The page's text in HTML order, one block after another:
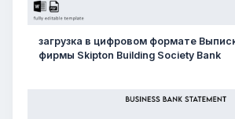
загрузка в цифровом формате
фирмы Skipton Building Society Bank